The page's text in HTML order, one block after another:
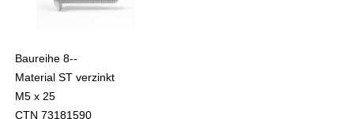
Baureihe 8--
Material ST verzinkt
M5 x 25
CTN 73181590